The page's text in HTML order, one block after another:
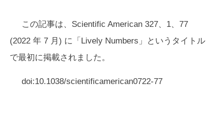
この記事は、Scientific American 327、1、77
(2022 年 7 月) に「Lively Numbers」というタイトル
で最初に掲載されました。
doi:10.1038/scientificamerican0722-77